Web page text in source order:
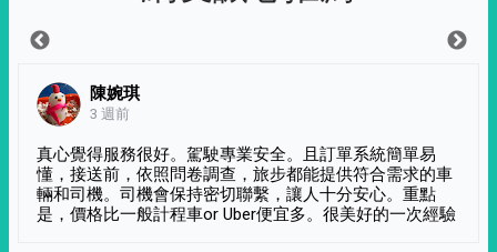
陳婉琪
3 週前
真心覺得服務很好。駕駛專業安全。且訂單系統簡單易
懂，接送前，依照問卷調查，旅步都能提供符合需求的車
輛和司機。司機會保持密切聯繫，讓人十分安心。重點
是，價格比一般計程車or Uber便宜多。很美好的一次經驗